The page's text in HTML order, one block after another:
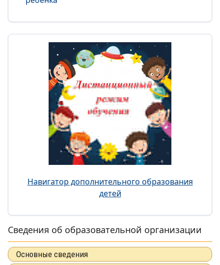
Навигатор дополнительного образования
детей
Сведения об образовательной организации
Основные сведения